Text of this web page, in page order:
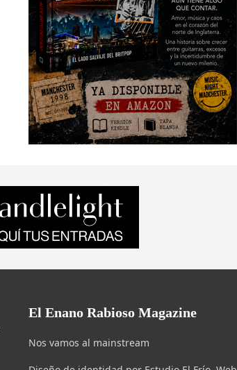
El Enano Rabioso Magazine
Nos vamos al mainstream